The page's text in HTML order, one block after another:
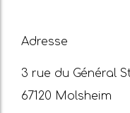
Adresse
3 rue du Général
67120 Molsheim